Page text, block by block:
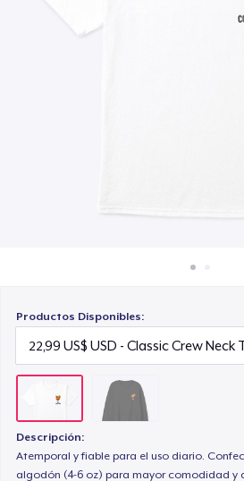
Productos Disponibles:
Descripción:
Atemporal y fiable para el uso diario.
algodón (4-6 oz) para mayor comodidad y